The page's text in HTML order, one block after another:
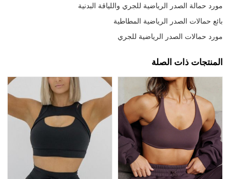
مورد حمالة الصدر الرياضية للجري واللياقة البدنية
بائع حمالات الصدر الرياضية المطاطية
مورد حمالات الصدر الرياضية للجري
المنتجات ذات الصلة